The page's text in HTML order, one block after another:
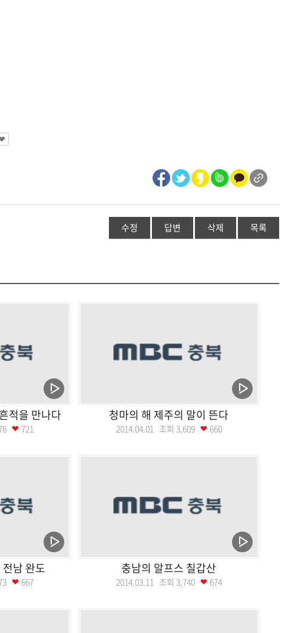
수정 답변 삭제 목록
적을 만나다
721
청마의 해 제주의 말이 뜬다
2014.04.01 조회 3,609 660
남 완도
667
충남의 알프스 칠갑산
2014.03.11 조회 3,740 674